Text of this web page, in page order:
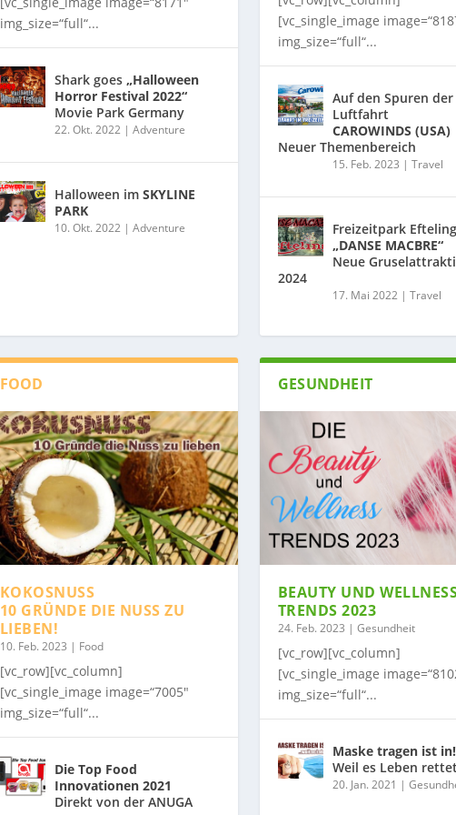
img_size=“full“...
Shark goes „Halloween
Horror Festival 2022“
Movie Park Germany
22. Okt. 2022| Adventure
Halloween im SKYLINE
PARK
10. Okt. 2022| Adventure
[vc_single_image
img_size=“full“...
Auf den Spuren der
Luftfahrt
CAROWINDS (USA)
Neuer Themenbereich
15. Feb. 2023 | Travel
Freizeitpark Efteling
„DANSE MACBRE“
Neue
2024
17. Mai 2022| Travel
FOOD
KOKOSNUSS
10 GRÜNDE DIE NUSS ZU
LIEBEN!
10. Feb. 2023 | Food
[vc_row][vc_column]
[vc_single_image image=“7005″
img_size=“full“...
Die Top Food
Innovationen 2021
Direkt von der ANUGA
GESUNDHEIT
BEAUTY UND
TRENDS 2023
24. Feb. 2023 | Gesundheit
[vc_row][vc_column]
[vc_single_image
img_size=“full“...
Maske tragen ist in!
Weil es Leben
20. Jan. 2021 |